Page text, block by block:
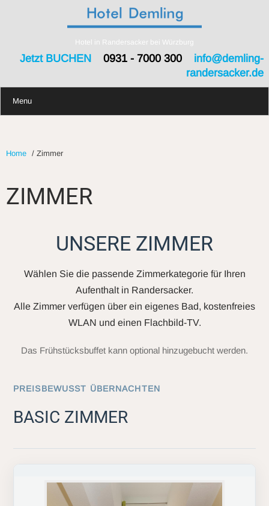
Hotel in Randersacker bei Würzburg
Jetzt BUCHEN0931 - 7000 300 info@demling-
randersacker.de
Menu
Home / Zimmer
ZIMMER
UNSERE ZIMMER
Wählen Sie die passende Zimmerkategorie für Ihren
Aufenthalt in Randersacker.
Alle Zimmer verfügen über ein eigenes Bad, kostenfreies
WLAN und einen Flachbild-TV.
Das Frühstücksbuffet kann optional hinzugebucht werden.
PREISBEWUSST ÜBERNACHTEN
BASIC ZIMMER